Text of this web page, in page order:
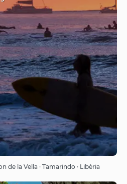
Veure
de la Vella · Tamarindo · Libèria